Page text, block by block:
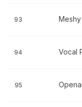
93 Meshy
94 Vocal
95